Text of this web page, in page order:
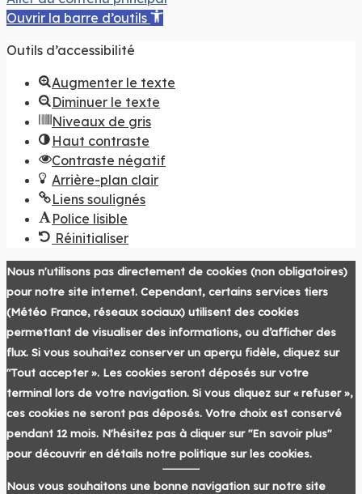
Ouvrir la barre d’outils
Outils d’accessibilité
Augmenter le texte
Diminuer le texte
Niveaux de gris
Haut contraste
Contraste négatif
Arrière-plan clair
Liens soulignés
Police lisible
Réinitialiser
Nous n'utilisons pas directement de cookies (non obligatoires)
pour notre site internet. Cependant, certains services tiers
(Météo France, réseaux sociaux) utilisent des cookies
permettant de visualiser des informations, ou d’afficher des
flux. Si vous souhaitez conserver un aperçu fidèle, cliquez sur
"Tout accepter ». Les cookies seront déposés sur votre
terminal lors de votre navigation. Si vous cliquez sur « refuser »,
ces cookies ne seront pas déposés. Votre choix est conservé
pendant 12 mois. N'hésitez pas à cliquer sur "En savoir plus"
pour découvrir en détails notre politique sur les cookies.
Nous vous souhaitons une bonne navigation sur notre site